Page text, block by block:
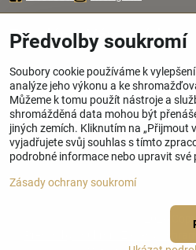
Zavoláme Vám zpátky
Váš telefon*
Odeslat
Předvolby soukromí
Soubory cookie používáme k
analýze jeho výkonu a ke
Můžeme k tomu použít nástroje a
shromážděná data mohou být
jiných zemích. Kliknutím na „Přijmout
vyjadřujete svůj souhlas s tímto
podrobné informace nebo upravit své
Zásady ochrany soukromí